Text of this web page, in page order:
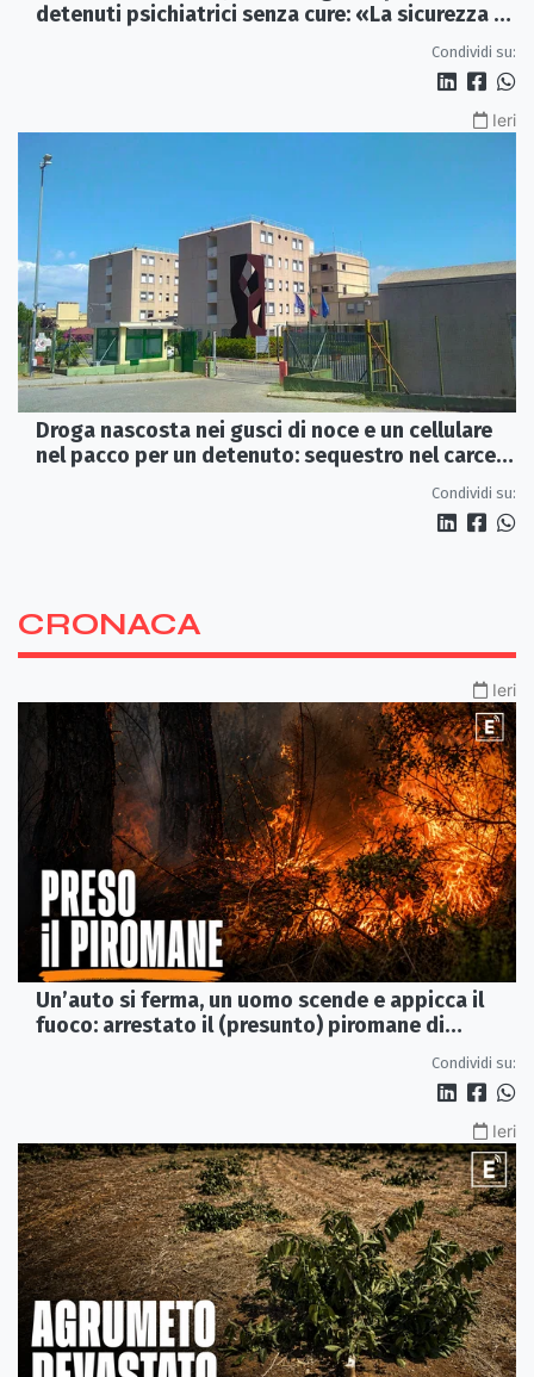
detenuti psichiatrici senza cure: «La sicurezza è
Condividi su:
Ieri
Droga nascosta nei gusci di noce e un cellulare
nel pacco per un detenuto: sequestro nel carcere
Condividi su:
CRONACA
Ieri
Un’auto si ferma, un uomo scende e appicca il
fuoco: arrestato il (presunto) piromane di
Condividi su:
Ieri